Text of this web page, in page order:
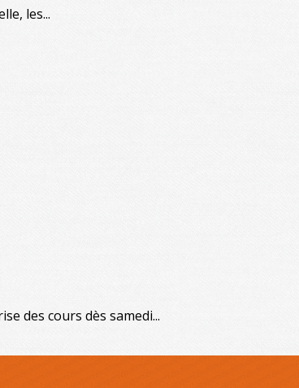
les...
des cours dès samedi...